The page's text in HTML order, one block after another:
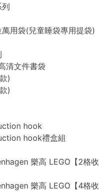
用袋(兒童睡袋專用提袋)
清文件書袋
)
)
hook
hook禮盒組
樂高 LEGO【2格收
樂高 LEGO【4格收